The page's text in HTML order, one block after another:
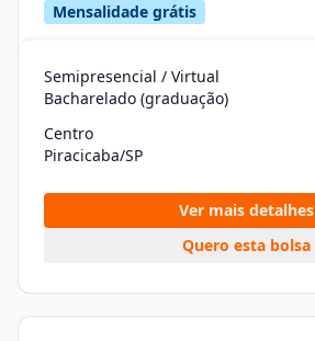
Mensalidade grátis
Semipresencial / Virtual
Bacharelado (graduação)
Centro
Piracicaba/SP
Ver mais detalhes
Quero esta bolsa